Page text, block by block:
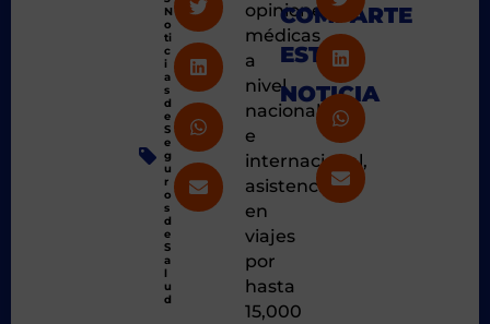
N
o
ti
c
i
a
s
d
e
S
e
g
u
r
o
s
d
e
S
a
l
u
d
opiniones
médicas
a
nivel
nacional
e
internacional,
asistencia
en
viajes
por
hasta
15,000
COMPARTE
ESTA
NOTICIA